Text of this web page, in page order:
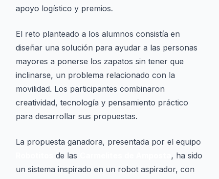
apoyo logístico y premios.
El reto planteado a los alumnos consistía en
diseñar una solución para ayudar a las personas
mayores a ponerse los zapatos sin tener que
inclinarse, un problema relacionado con la
movilidad. Los participantes combinaron
creatividad, tecnología y pensamiento práctico
para desarrollar sus propuestas.
La propuesta ganadora, presentada por el equipo
de las
, ha sido
un sistema inspirado en un robot aspirador, con